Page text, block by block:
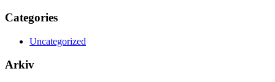
Categories
Uncategorized
Arkiv